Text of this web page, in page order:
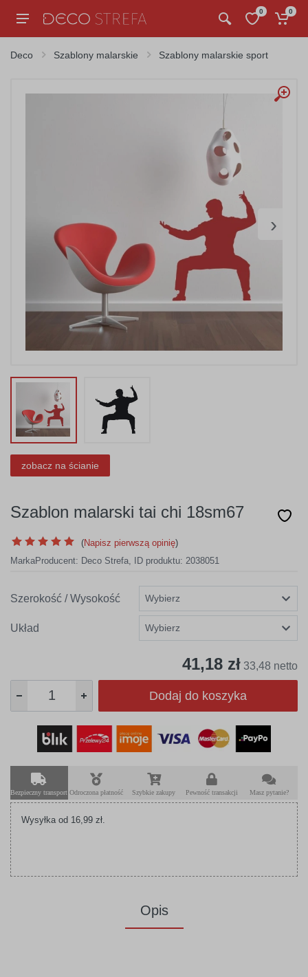
0 0
Deco Szablony malarskie Szablony malarskie sport
›
zobacz na ścianie
Szablon malarski tai chi 18sm67
(Napisz pierwszą opinię)
MarkaProducent: Deco Strefa, ID produktu: 2038051
Szerokość / Wysokość
Układ
41,18 zł 33,48 netto
Dodaj do koszyka
Bezpieczny transport Odroczona płatność Szybkie zakupy Pewność transakcji Masz pytanie?
Wysyłka od 16,99 zł.
Opis